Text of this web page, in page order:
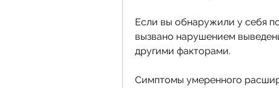
Если вы обнаружили у себя
вызвано нарушением
другими факторами.
Симптомы умеренного